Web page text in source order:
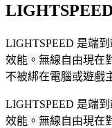
LIGHTSPEED 是端
效能。無線自由現在
不被綁在電腦或遊戲
LIGHTSPEED 是端
效能。無線自由現在